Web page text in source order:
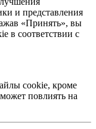
и представления
«Принять», вы
в соответствии с
cookie, кроме
повлиять на